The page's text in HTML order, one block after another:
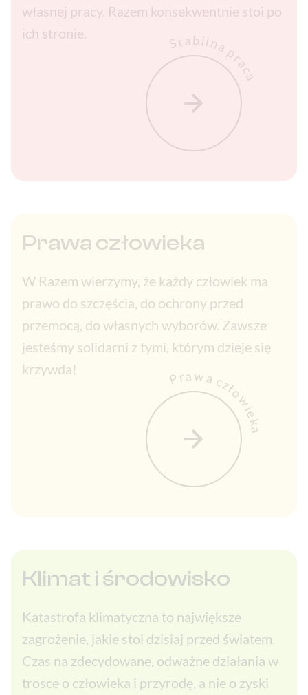
własnej pracy. Razem konsekwentnie stoi po
ich stronie.
Stabilna praca
Prawa człowieka
W Razem wierzymy, że każdy człowiek ma
prawo do szczęścia, do ochrony przed
przemocą, do własnych wyborów. Zawsze
jesteśmy solidarni z tymi, którym dzieje się
krzywda!
Prawa człowieka
Klimat i środowisko
Katastrofa klimatyczna to największe
zagrożenie, jakie stoi dzisiaj przed światem.
Czas na zdecydowane, odważne działania w
trosce o człowieka i przyrodę, a nie o zyski